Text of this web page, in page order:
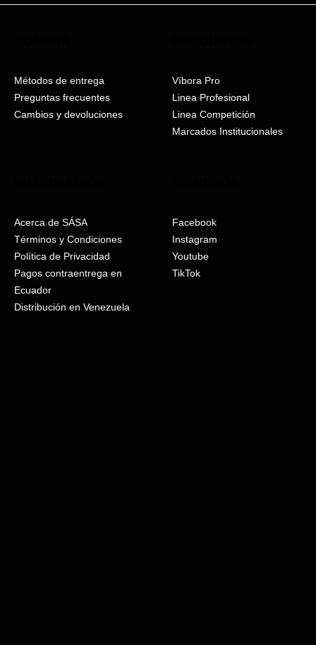
Métodos de entrega
Preguntas frecuentes
Cambios y devoluciones
Víbora Pro
Linea Profesional
Linea Competición
Marcados Institucionales
Acerca de SÁSA
Términos y Condiciones
Política de Privacidad
Pagos contraentrega en
Ecuador
Distribución en Venezuela
Facebook
Instagram
Youtube
TikTok